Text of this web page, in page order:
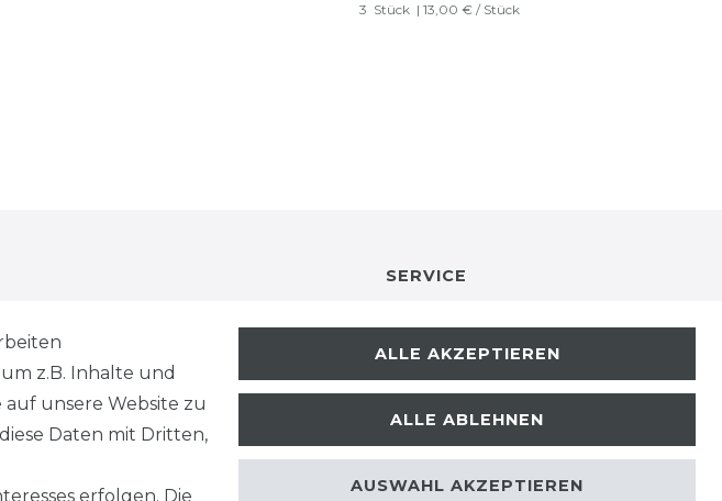
3 Stück | 13,00 € / Stück
SERVICE
RETOURENINFO
KONTAKT
ZAHLUNGSARTEN
z.B. Inhalte und
unsere Website zu
Daten mit Dritten,
erfolgen. Die
ALLE AKZEPTIEREN
ALLE ABLEHNEN
AUSWAHL AKZEPTIEREN